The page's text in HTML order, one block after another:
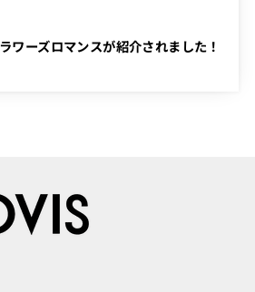
ワーズロマンスが紹介されました！